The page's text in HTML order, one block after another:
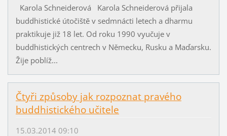
Karola Schneiderová Karola Schneiderová přijala
buddhistické útočiště v sedmnácti letech a dharmu
praktikuje již 18 let. Od roku 1990 vyučuje v
buddhistických centrech v Německu, Rusku a Maďarsku.
Žije poblíž...
Čtyři způsoby jak rozpoznat pravého
buddhistického učitele
15.03.2014 09:10